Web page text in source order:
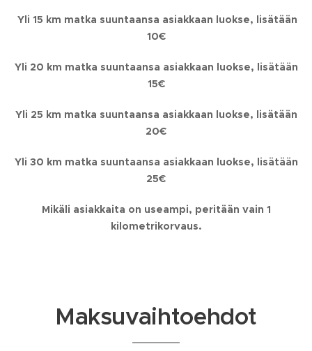
Yli 15 km matka suuntaansa asiakkaan luokse, lisätään
10€
Yli 20 km matka suuntaansa asiakkaan luokse, lisätään
15€
Yli 25 km matka suuntaansa asiakkaan luokse, lisätään
20€
Yli 30 km matka suuntaansa asiakkaan luokse, lisätään
25€
Mikäli asiakkaita on useampi, peritään vain 1
kilometrikorvaus.
Maksuvaihtoehdot